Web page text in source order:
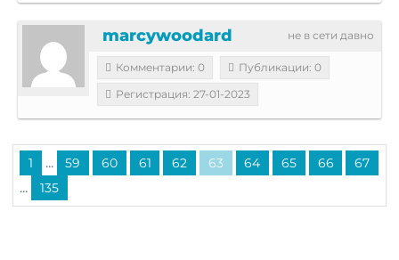
не в сети давно
marcywoodard
Комментарии: 0
Публикации: 0
Регистрация: 27-01-2023
1 ... 59 60 61 62 63 64 65 66 67
... 135